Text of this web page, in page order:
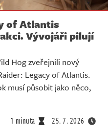
of Atlantis
Vývojáři pilují
Hog zveřejnili nový
Legacy of Atlantis.
musí působit jako něco,
1 minuta 25. 7. 2026